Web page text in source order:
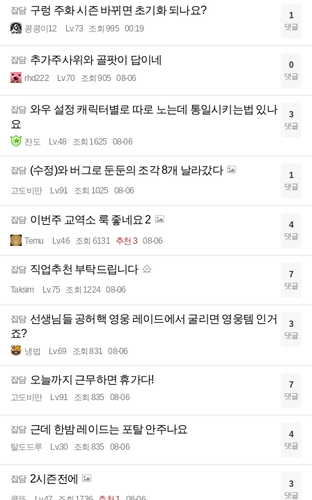
잡담 구렁 주화 시즌 바뀌면 초기화 되나요?
콩콩이12 Lv.73 조회 995 00:19
1
댓글
잡담 추가주사위와 골팟이 답이네
rhd222 Lv.70 조회 905 08-06
0
댓글
잡담 와우 설정 캐릭터별로 따로 노는데 통일시키는법 있나
요
잔도 Lv.48 조회 1625 08-06
3
댓글
잡담 (수정)와 버그로 둔둔의 조각 8개 날라갔다
고도비만 Lv.91 조회 1025 08-06
1
댓글
잡담 이번주 교역소 룩 좋네요 2
Temu Lv.46 조회 6131 추천 3 08-06
4
댓글
잡담 직업추천 부탁드립니다
Taksim Lv.75 조회 1224 08-06
7
댓글
잡담 선생님들 공허핵 영웅 레이드에서 굴리면 영웅템 인거
죠?
냉법 Lv.69 조회 831 08-06
3
댓글
잡담 오늘까지 근무하면 휴가다!
고도비만 Lv.91 조회 835 08-06
7
댓글
잡담 근데 한밤 레이드는 포탈 안주나요
탈도드루 Lv.30 조회 835 08-06
4
댓글
잡담 2시즌전에 3
댓글